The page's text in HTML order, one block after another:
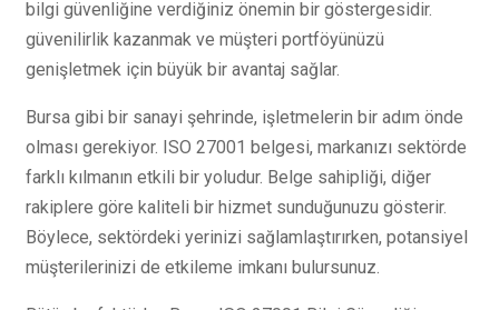
bilgi güvenliğine verdiğiniz önemin bir göstergesidir.
güvenilirlik kazanmak ve müşteri portföyünüzü
genişletmek için büyük bir avantaj sağlar.
Bursa gibi bir sanayi şehrinde, işletmelerin bir adım önde
olması gerekiyor. ISO 27001 belgesi, markanızı sektörde
farklı kılmanın etkili bir yoludur. Belge sahipliği, diğer
rakiplere göre kaliteli bir hizmet sunduğunuzu gösterir.
Böylece, sektördeki yerinizi sağlamlaştırırken, potansiyel
müşterilerinizi de etkileme imkanı bulursunuz.